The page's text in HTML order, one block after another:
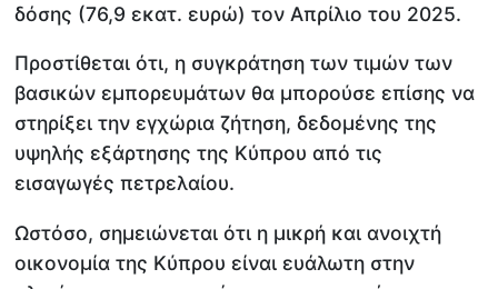
δόσης (76,9 εκατ. ευρώ) τον Απρίλιο του 2025.
Προστίθεται ότι, η συγκράτηση των τιμών των
βασικών εμπορευμάτων θα μπορούσε επίσης να
στηρίξει την εγχώρια ζήτηση, δεδομένης της
υψηλής εξάρτησης της Κύπρου από τις
εισαγωγές πετρελαίου.
Ωστόσο, σημειώνεται ότι η μικρή και ανοιχτή
οικονομία της Κύπρου είναι ευάλωτη στην